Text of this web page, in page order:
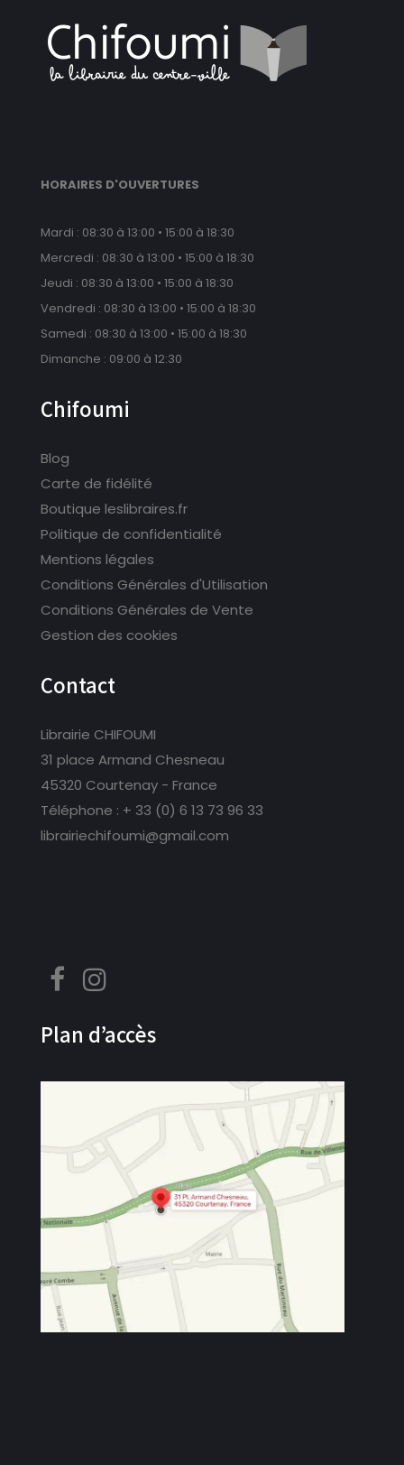
HORAIRES D'OUVERTURES
Mardi : 08:30 à 13:00 • 15:00 à 18:30
Mercredi : 08:30 à 13:00 • 15:00 à 18:30
Jeudi : 08:30 à 13:00 • 15:00 à 18:30
Vendredi : 08:30 à 13:00 • 15:00 à 18:30
Samedi : 08:30 à 13:00 • 15:00 à 18:30
Dimanche : 09:00 à 12:30
Chifoumi
Blog
Carte de fidélité
Boutique leslibraires.fr
Politique de confidentialité
Mentions légales
Conditions Générales d'Utilisation
Conditions Générales de Vente
Gestion des cookies
Contact
Librairie CHIFOUMI
31 place Armand Chesneau
45320 Courtenay - France
Téléphone : + 33 (0) 6 13 73 96 33
librairiechifoumi@gmail.com
Plan d’accès